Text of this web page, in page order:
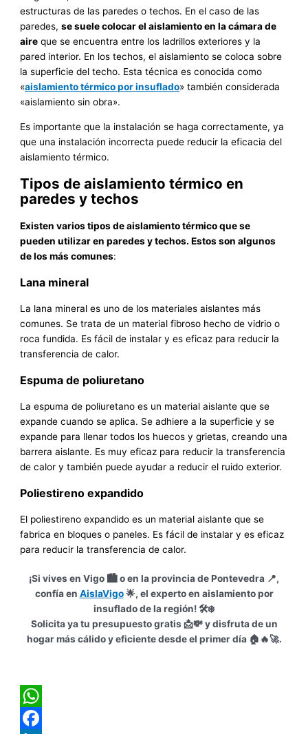
estructuras de las paredes o techos. En el caso de las
paredes,se suele colocar el aislamiento en la cámara de
aire que se encuentra entre los ladrillos exteriores y la
pared interior. En los techos, el aislamiento se coloca sobre
la superficie del techo. Esta técnica es conocida como
«aislamiento térmico por insuflado» también considerada
«aislamiento sin obra».
Es importante que la instalación se haga correctamente, ya
que una instalación incorrecta puede reducir la eficacia del
aislamiento térmico.
Tipos de aislamiento térmico en
paredes y techos
Existen varios tipos de aislamiento térmico que se
pueden utilizar en paredes y techos. Estos son algunos
de los más comunes:
Lana mineral
La lana mineral es uno de los materiales aislantes más
comunes. Se trata de un material fibroso hecho de vidrio o
roca fundida. Es fácil de instalar y es eficaz para reducir la
transferencia de calor.
Espuma de poliuretano
La espuma de poliuretano es un material aislante que se
expande cuando se aplica. Se adhiere a la superficie y se
expande para llenar todos los huecos y grietas, creando una
barrera aislante. Es muy eficaz para reducir la transferencia
de calor y también puede ayudar a reducir el ruido exterior.
Poliestireno expandido
El poliestireno expandido es un material aislante que se
fabrica en bloques o paneles. Es fácil de instalar y es eficaz
para reducir la transferencia de calor.
¡Si vives en Vigo 🏙️ o en la provincia de Pontevedra 📍,
confía en AislaVigo🌟, el experto en aislamiento por
insuflado de la región! 🛠️❄️
Solicita ya tu presupuesto gratis 📩💸 y disfruta de un
hogar más cálido y eficiente desde el primer día 🏠🔥🚀.
WhatsApp